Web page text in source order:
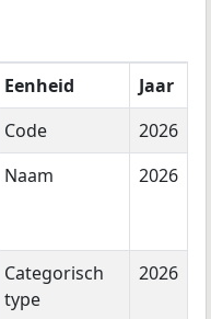
Eenheid
Jaar
Code
2026
Naam 2026
Categorisch
type
2026